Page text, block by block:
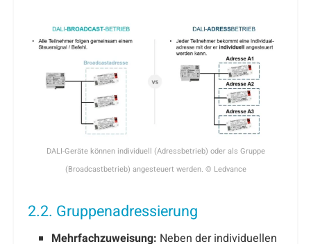
DALI-Geräte können individuell (Adressbetrieb) oder als Gruppe
(Broadcastbetrieb) angesteuert werden. © Ledvance
2.2. Gruppenadressierung
Mehrfachzuweisung: Neben der individuellen